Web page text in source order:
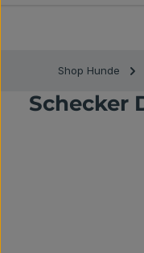
Shop Hunde
Schecker